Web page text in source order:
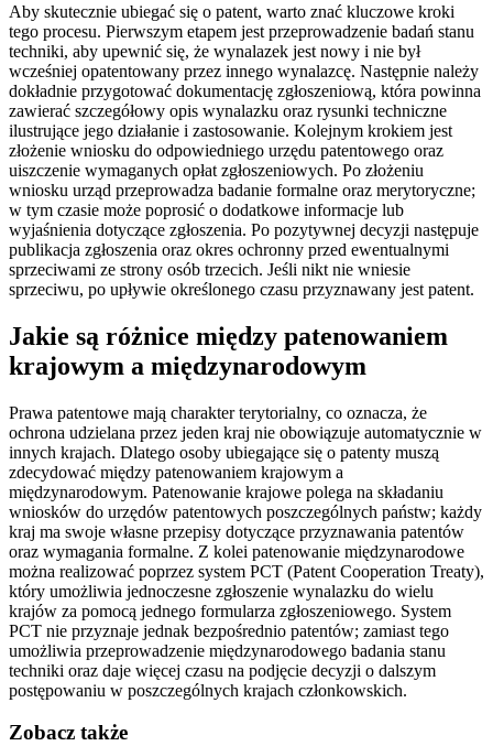
Aby skutecznie ubiegać się o patent, warto znać kluczowe kroki
tego procesu. Pierwszym etapem jest przeprowadzenie badań stanu
techniki, aby upewnić się, że wynalazek jest nowy i nie był
wcześniej opatentowany przez innego wynalazcę. Następnie należy
dokładnie przygotować dokumentację zgłoszeniową, która powinna
zawierać szczegółowy opis wynalazku oraz rysunki techniczne
ilustrujące jego działanie i zastosowanie. Kolejnym krokiem jest
złożenie wniosku do odpowiedniego urzędu patentowego oraz
uiszczenie wymaganych opłat zgłoszeniowych. Po złożeniu
wniosku urząd przeprowadza badanie formalne oraz merytoryczne;
w tym czasie może poprosić o dodatkowe informacje lub
wyjaśnienia dotyczące zgłoszenia. Po pozytywnej decyzji następuje
publikacja zgłoszenia oraz okres ochronny przed ewentualnymi
sprzeciwami ze strony osób trzecich. Jeśli nikt nie wniesie
sprzeciwu, po upływie określonego czasu przyznawany jest patent.
Jakie są różnice między patenowaniem
krajowym a międzynarodowym
Prawa patentowe mają charakter terytorialny, co oznacza, że
ochrona udzielana przez jeden kraj nie obowiązuje automatycznie w
innych krajach. Dlatego osoby ubiegające się o patenty muszą
zdecydować między patenowaniem krajowym a
międzynarodowym. Patenowanie krajowe polega na składaniu
wniosków do urzędów patentowych poszczególnych państw; każdy
kraj ma swoje własne przepisy dotyczące przyznawania patentów
oraz wymagania formalne. Z kolei patenowanie międzynarodowe
można realizować poprzez system PCT (Patent Cooperation Treaty),
który umożliwia jednoczesne zgłoszenie wynalazku do wielu
krajów za pomocą jednego formularza zgłoszeniowego. System
PCT nie przyznaje jednak bezpośrednio patentów; zamiast tego
umożliwia przeprowadzenie międzynarodowego badania stanu
techniki oraz daje więcej czasu na podjęcie decyzji o dalszym
postępowaniu w poszczególnych krajach członkowskich.
Zobacz także